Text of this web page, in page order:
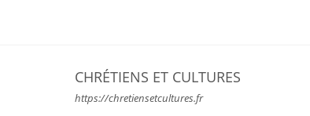
CHRÉTIENS ET CULTURES
https://chretiensetcultures.fr